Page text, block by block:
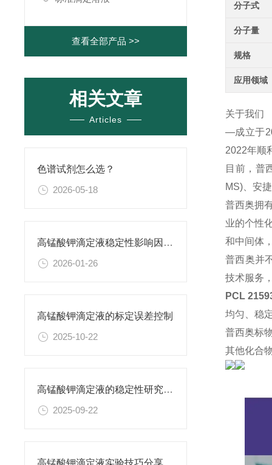
查看全部产品 >>
相关文章
Articles
色谱试剂怎么选？
2026-05-18
高锰酸钾滴定液稳定性影响因素及保存期限研究
2026-01-26
高锰酸钾滴定液的标定误差控制
2025-10-22
高锰酸钾滴定液的稳定性研究与保存条件优化
2025-09-22
分子式
分子量
规格
应用领域
关于我们
—成立于
2022年顺
目前，普
MS)、安
普西奥拥
业的个性
和中间体
普西奥并
技术服务
PCL
均匀、稳
普西奥标
其他化合